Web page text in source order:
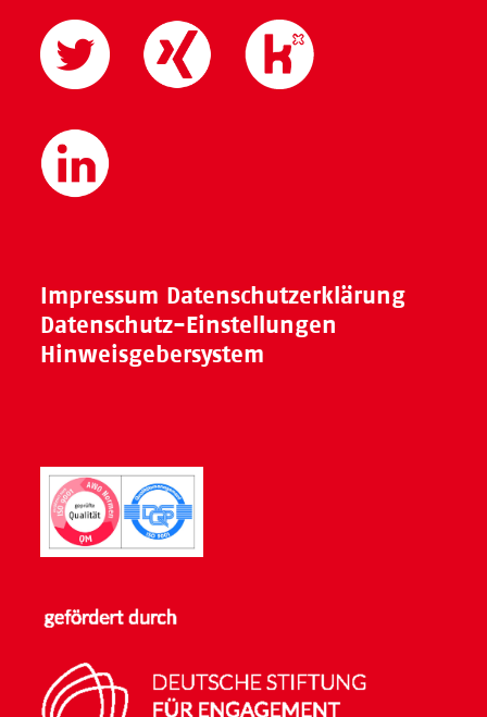
Impressum Datenschutzerklärung
Datenschutz-Einstellungen
Hinweisgebersystem